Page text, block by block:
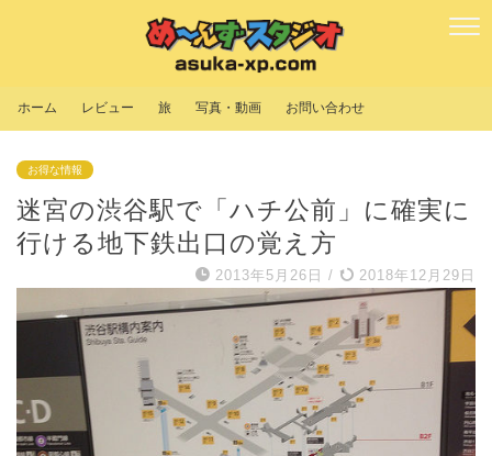
ホーム レビュー 旅 写真・動画 お問い合わせ
お得な情報
迷宮の渋谷駅で「ハチ公前」に確実に
行ける地下鉄出口の覚え方
2013年5月26日 / 2018年12月29日